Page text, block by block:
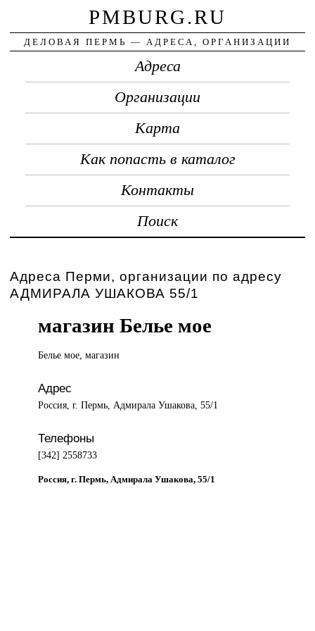
PMBURG.RU
ДЕЛОВАЯ ПЕРМЬ — АДРЕСА, ОРГАНИЗАЦИИ
Адреса
Организации
Карта
Как попасть в каталог
Контакты
Поиск
Адреса Перми, организации по адресу
АДМИРАЛА УШАКОВА 55/1
магазин Белье мое
Белье мое,магазин
Адрес
Россия, г. Пермь, Адмирала Ушакова, 55/1
Телефоны
[342] 2558733
Россия, г. Пермь, Адмирала Ушакова, 55/1